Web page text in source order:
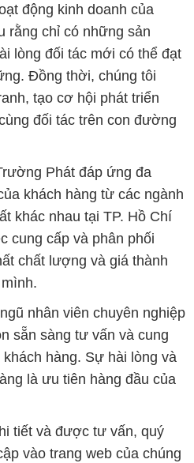
động kinh doanh của
rằng chỉ có những sản
lòng đối tác mới có thể đạt
Đồng thời, chúng tôi
tạo cơ hội phát triển
đối tác trên con đường
Phát đáp ứng đa
khách hàng từ các ngành
khác nhau tại TP. Hồ Chí
cung cấp và phân phối
chất lượng và giá thành
nhân viên chuyên nghiệp
sẵn sàng tư vấn và cung
hàng. Sự hài lòng và
là ưu tiên hàng đầu của
tiết và được tư vấn, quý
vào trang web của chúng